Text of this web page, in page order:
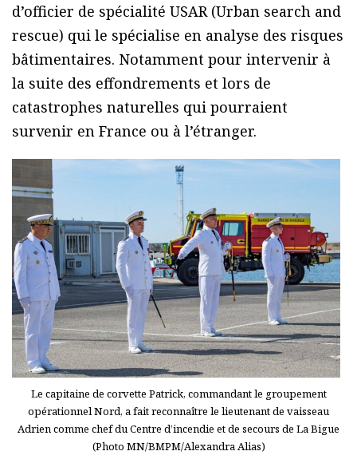
d’officier de spécialité USAR (Urban search and
rescue) qui le spécialise en analyse des risques
bâtimentaires. Notamment pour intervenir à
la suite des effondrements et lors de
catastrophes naturelles qui pourraient
survenir en France ou à l’étranger.
Le capitaine de corvette Patrick, commandant le groupement
opérationnel Nord, a fait reconnaître le lieutenant de vaisseau
Adrien comme chef du Centre d’incendie et de secours de La Bigue
(Photo MN/BMPM/Alexandra Alias)